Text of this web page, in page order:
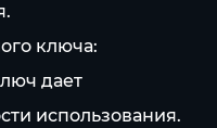
ключа:
дает
использования.